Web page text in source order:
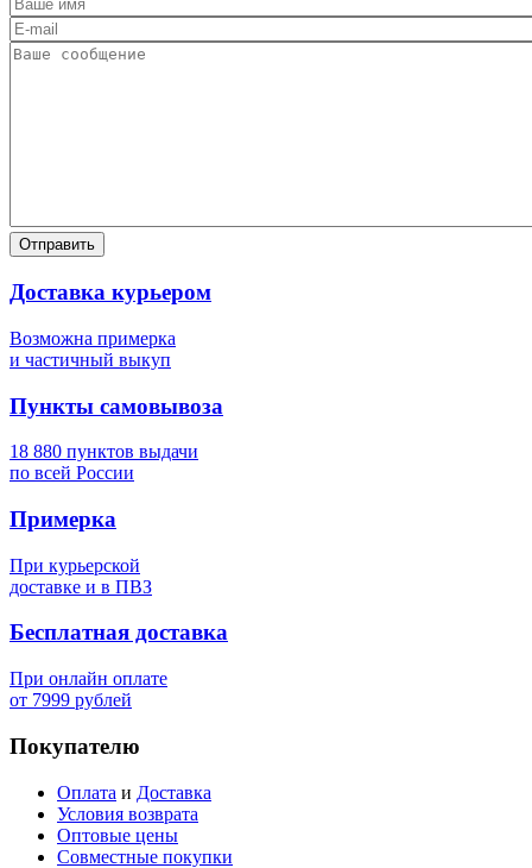
Отправить
Доставка курьером
Возможна примерка
и частичный выкуп
Пункты самовывоза
18 880 пунктов выдачи
по всей России
Примерка
При курьерской
доставке и в ПВЗ
Бесплатная доставка
При онлайн оплате
от 7999 рублей
Покупателю
Оплата и Доставка
Условия возврата
Оптовые цены
Совместные покупки